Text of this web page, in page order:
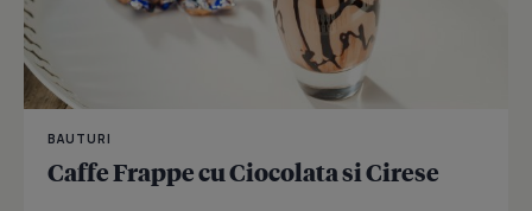
BAUTURI
Caffe Frappe cu Ciocolata si Cirese